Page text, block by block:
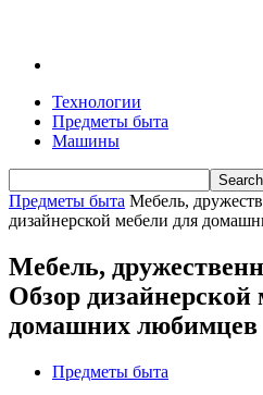
Технологии
Предметы быта
Машины
Предметы быта Мебель,
дизайнерской мебели для
Мебель,
Обзор дизайнерской
домашних любимцев
Предметы быта